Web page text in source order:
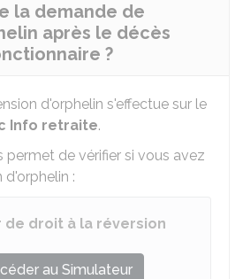
la demande de
après le décès
?
d'orphelin s'effectue sur le
Info retraite.
permet de vérifier si vous avez
d'orphelin :
de droit à la réversion
au Simulateur